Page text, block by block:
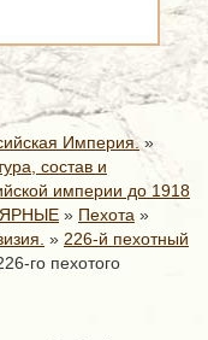
Империя. »
состав и
империи до 1918
» Пехота »
» 226-й пехотный
го пехотого